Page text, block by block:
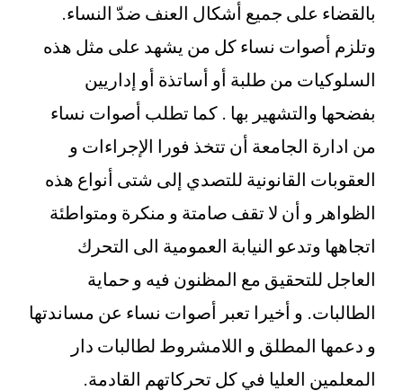
بالقضاء على جميع أشكال العنف ضدّ النساء.
وتلزم أصوات نساء كل من يشهد على مثل هذه
السلوكيات من طلبة أو أساتذة أو إداريين
بفضحها والتشهير بها . كما تطلب أصوات نساء
من ادارة الجامعة أن تتخذ فورا الإجراءات و
العقوبات القانونية للتصدي إلى شتى أنواع هذه
الظواهر و أن لا تقف صامتة و منكرة ومتواطئة
اتجاهها وتدعو النيابة العمومية الى التحرك
العاجل للتحقيق مع المظنون فيه و حماية
الطالبات. و أخيرا تعبر أصوات نساء عن مساندتها
و دعمها المطلق و اللامشروط لطالبات دار
المعلمين العليا في كل تحركاتهم القادمة.